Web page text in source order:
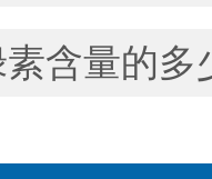
含量的多